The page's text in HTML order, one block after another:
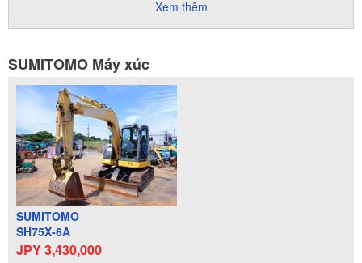
Xem thêm
SUMITOMO Máy xúc
SUMITOMO
SH75X-6A
JPY 3,430,000